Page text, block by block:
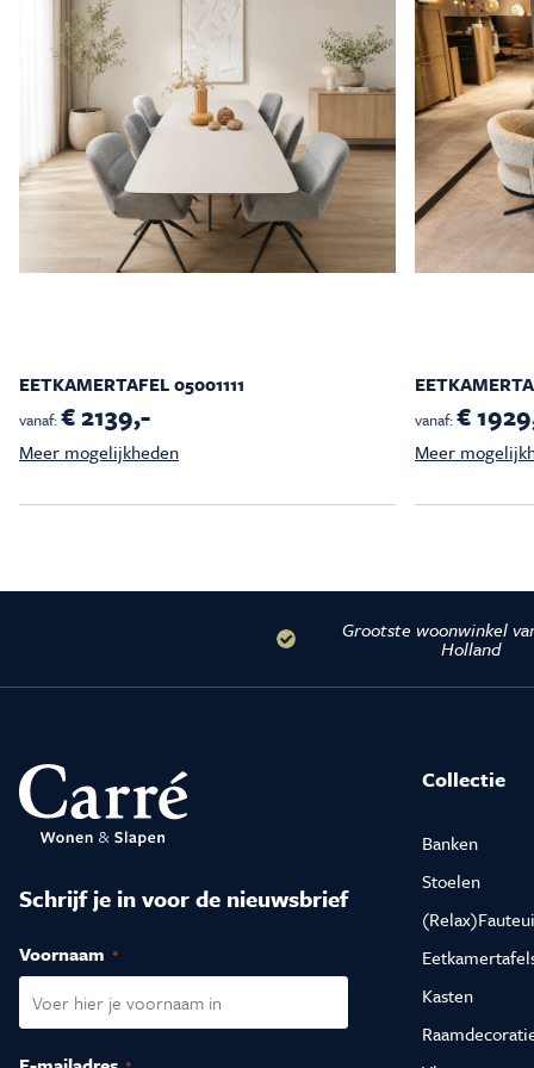
EETKAMERTAFEL 05001111
vanaf:€ 2139,-
Meer mogelijkheden
vanaf:€
Meer
Grootste woonwinkel
Holland
Schrijf je in voor de nieuwsbrief
Voornaam (Vereist)
Collectie
Banken
Stoelen
Kasten